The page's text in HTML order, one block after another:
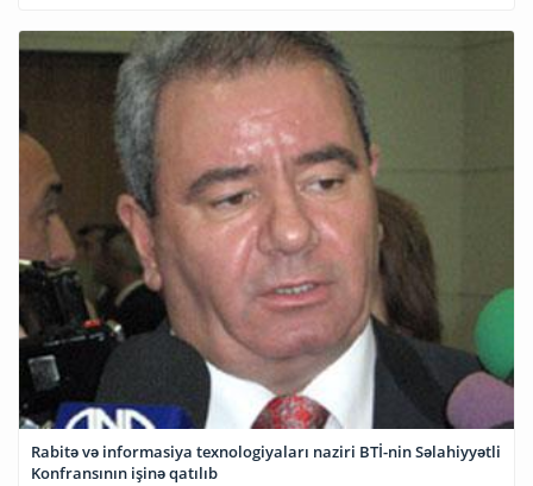
Rabitə və informasiya texnologiyaları naziri BTİ-nin Səlahiyyətli
Konfransının işinə qatılıb